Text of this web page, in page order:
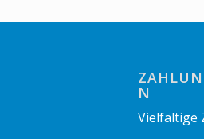
N
Vielfältige